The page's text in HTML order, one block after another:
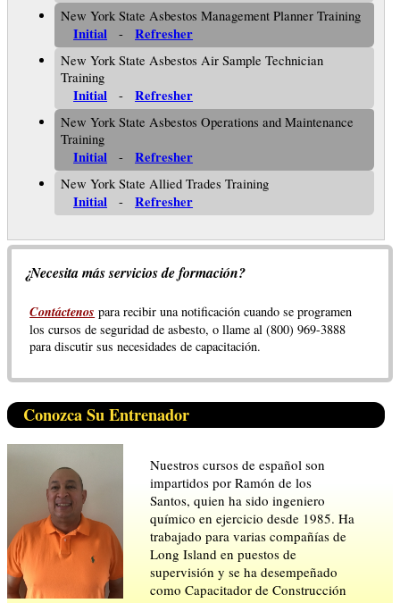
New York State Asbestos Management Planner Training
Initial -Refresher
New York State Asbestos Air Sample Technician
Training
Initial -Refresher
New York State Asbestos Operations and Maintenance
Training
Initial -Refresher
New York State Allied Trades Training
Initial -Refresher
¿Necesita más servicios de formación?
Contáctenos para recibir una notificación cuando se programen
los cursos de seguridad de asbesto, o llame al (800) 969-3888
para discutir sus necesidades de capacitación.
Conozca Su Entrenador
Nuestros cursos de español son
impartidos por Ramón de los
Santos, quien ha sido ingeniero
químico en ejercicio desde 1985. Ha
trabajado para varias compañías de
Long Island en puestos de
supervisión y se ha desempeñado
como Capacitador de Construcción